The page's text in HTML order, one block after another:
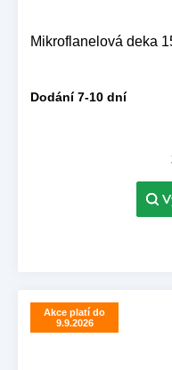
Mikroflanelová deka
Dodání 7-10 dní
Akce platí do
9.9.2026